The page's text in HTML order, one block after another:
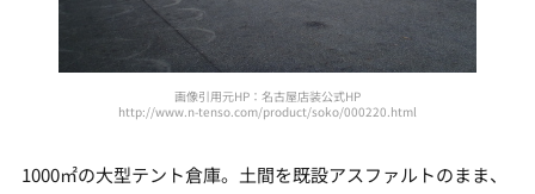
画像引用元HP：名古屋店装公式HP
http://www.n-tenso.com/product/soko/000220.html
1000㎡の大型テント倉庫。土間を既設アスファルトのまま、